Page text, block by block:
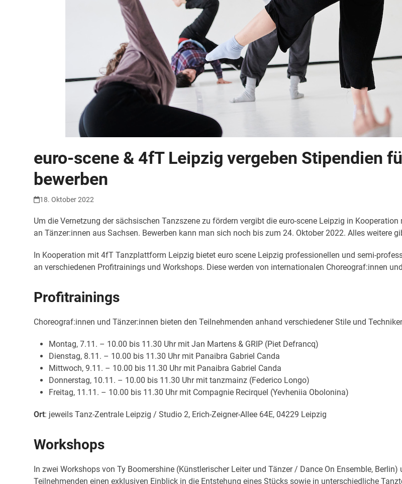
euro-scene & 4fT Leipzig vergeben Stipendien
bewerben
18. Oktober 2022
Um die Vernetzung der sächsischen Tanzszene zu fördern vergibt die euro-scene Leipzig in
an Tänzer:innen aus Sachsen. Bewerben kann man sich noch bis zum 24. Oktober 2022. Alles weitere
In Kooperation mit 4fT Tanzplattform Leipzig bietet euro scene Leipzig professionellen und semi-
an verschiedenen Profitrainings und Workshops. Diese werden von internationalen Choreograf:innen
Profitrainings
Choreograf:innen und Tänzer:innen bieten den Teilnehmenden anhand verschiedener Stile und
Montag, 7.11. – 10.00 bis 11.30 Uhr mit Jan Martens & GRIP (Piet Defrancq)
Dienstag, 8.11. – 10.00 bis 11.30 Uhr mit Panaibra Gabriel Canda
Mittwoch, 9.11. – 10.00 bis 11.30 Uhr mit Panaibra Gabriel Canda
Donnerstag, 10.11. – 10.00 bis 11.30 Uhr mit tanzmainz (Federico Longo)
Freitag, 11.11. – 10.00 bis 11.30 Uhr mit Compagnie Recirquel (Yevheniia Obolonina)
Ort: jeweils Tanz-Zentrale Leipzig / Studio 2, Erich-Zeigner-Allee 64E, 04229 Leipzig
Workshops
In zwei Workshops von Ty Boomershine (Künstlerischer Leiter und Tänzer / Dance On Ensemble,
Teilnehmenden einen exklusiven Einblick in die Entstehung eines Stücks sowie in unterschiedliche